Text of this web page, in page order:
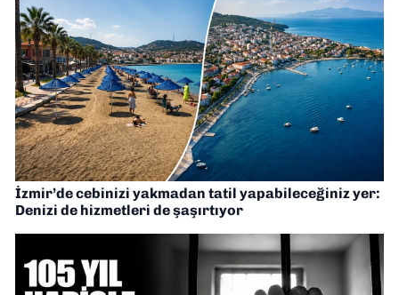
İzmir’de cebinizi yakmadan tatil yapabileceğiniz yer:
Denizi de hizmetleri de şaşırtıyor